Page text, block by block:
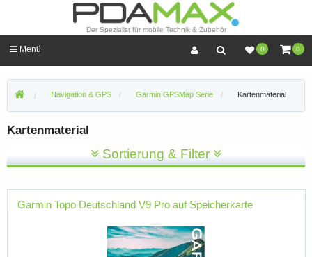
Der Spezialist für mobile Technik & Zubehör
0 0
Menü
Navigation & GPS Garmin GPSMap Serie Kartenmaterial
Kartenmaterial
Sortierung & Filter
Garmin Topo Deutschland V9 Pro auf Speicherkarte